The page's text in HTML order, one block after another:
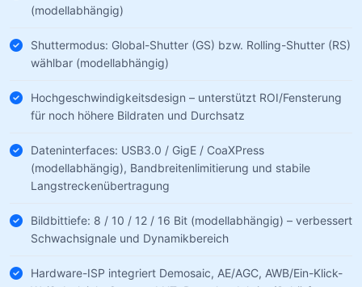
(modellabhängig)
Shuttermodus: Global-Shutter (GS) bzw. Rolling-Shutter (RS)
wählbar (modellabhängig)
Hochgeschwindigkeitsdesign – unterstützt ROI/Fensterung
für noch höhere Bildraten und Durchsatz
Dateninterfaces: USB3.0 / GigE / CoaXPress
(modellabhängig), Bandbreitenlimitierung und stabile
Langstreckenübertragung
Bildbittiefe: 8 / 10 / 12 / 16 Bit (modellabhängig) – verbessert
Schwachsignale und Dynamikbereich
Hardware-ISP integriert Demosaic, AE/AGC, AWB/Ein-Klick-